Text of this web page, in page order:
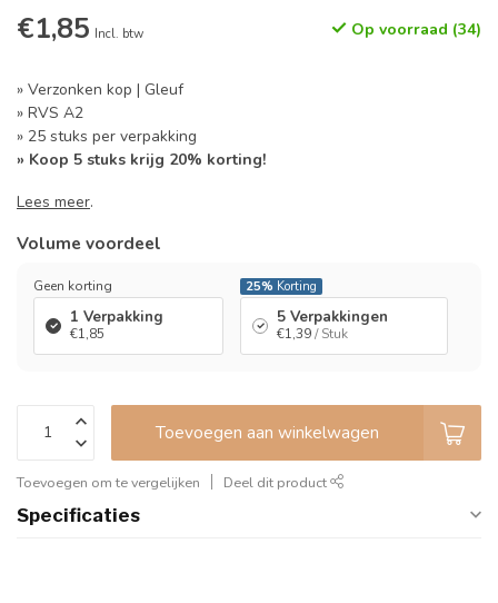
€1,85 Incl. btw Op voorraad (34)
» Verzonken kop | Gleuf
» RVS A2
» 25 stuks per verpakking
» Koop 5 stuks krijg 20% korting!
Lees meer.
Volume voordeel
Geen korting
1 Verpakking
€1,85
25% Korting
5 Verpakkingen
€1,39/ Stuk
Toevoegen aan winkelwagen
Toevoegen om te vergelijken Deel dit product
Specificaties